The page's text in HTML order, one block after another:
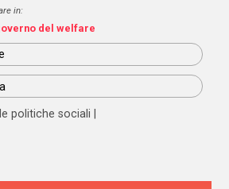
in:
del welfare
politiche sociali